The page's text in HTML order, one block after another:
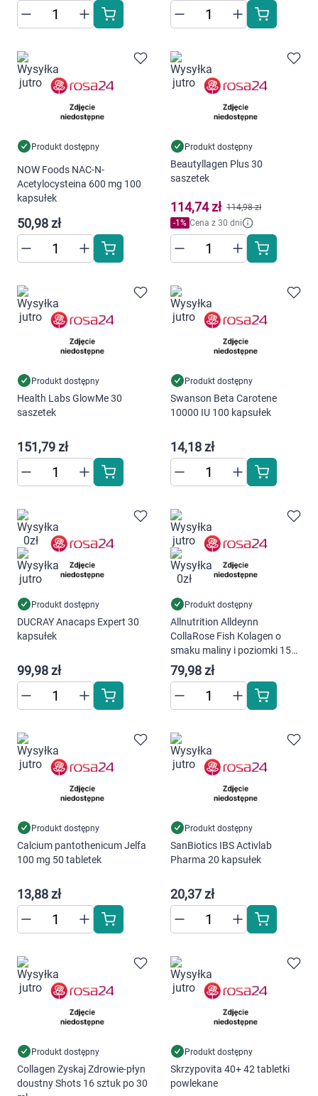
Produkt dostępny
NOW Foods NAC-N-
Acetylocysteina 600 mg 100
kapsułek
50,98 zł
Produkt dostępny
Beautyllagen Plus 30
saszetek
114,74 zł 114,98 zł
-1 % Cena z 30 dni
Produkt dostępny
Health Labs GlowMe 30
saszetek
151,79 zł
Produkt dostępny
Swanson Beta Carotene
10000 IU 100 kapsułek
14,18 zł
Produkt dostępny
DUCRAY Anacaps Expert 30
kapsułek
99,98 zł
Produkt dostępny
Allnutrition Alldeynn
CollaRose Fish Kolagen o
smaku maliny i poziomki 150
g
79,98 zł
Produkt dostępny
Calcium pantothenicum Jelfa
100 mg 50 tabletek
13,88 zł
Produkt dostępny
SanBiotics IBS Activlab
Pharma 20 kapsułek
20,37 zł
Produkt dostępny
Collagen Zyskaj Zdrowie-płyn
doustny Shots 16 sztuk po 30
Produkt dostępny
Skrzypovita 40+ 42 tabletki
powlekane